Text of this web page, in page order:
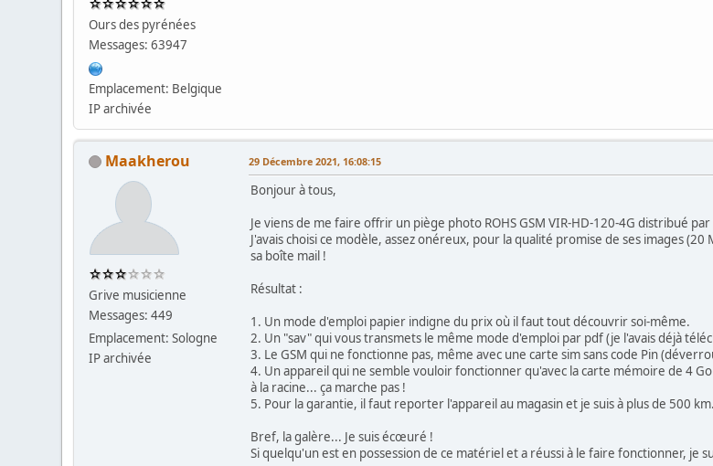
Ours des pyrénées
Messages: 63947
Emplacement: Belgique
IP archivée
Maakherou
Grive musicienne
Messages: 449
Emplacement: Sologne
IP archivée
29 Décembre 2021, 16:08:15
Bonjour à tous,
Je viens de me faire offrir un piège photo ROHS GSM VIR-HD-120-4G distribué
J'avais choisi ce modèle, assez onéreux, pour la qualité promise de ses images
sa boîte mail !
Résultat :
1. Un mode d'emploi papier indigne du prix où il faut tout découvrir soi-même.
2. Un "sav" qui vous transmets le même mode d'emploi par pdf (je l'avais déjà
3. Le GSM qui ne fonctionne pas, même avec une carte sim sans code Pin
4. Un appareil qui ne semble vouloir fonctionner qu'avec la carte mémoire de 4
à la racine... ça marche pas !
5. Pour la garantie, il faut reporter l'appareil au magasin et je suis à plus de 500 km.
Bref, la galère... Je suis écœuré !
Si quelqu'un est en possession de ce matériel et a réussi à le faire fonctionner, je